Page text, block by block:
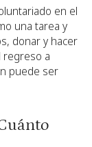
en el
una tarea y
donar y hacer
regreso a
puede ser